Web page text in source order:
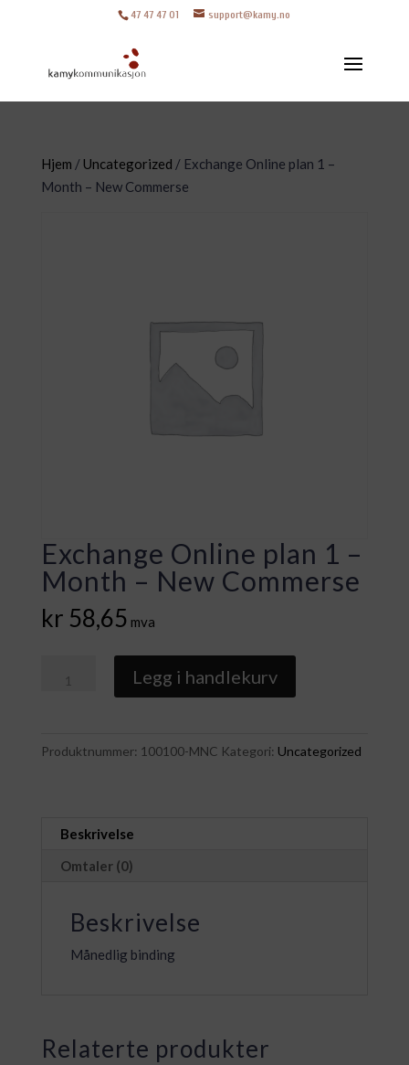
47 47 47 01 support@kamy.no
Hjem / Uncategorized / Exchange Online plan 1 –
Month – New Commerse
Exchange Online plan 1 –
Month – New Commerse
kr 58,65 mva
Online
-
New
antall
Legg i handlekurv
Produktnummer: 100100-MNC Kategori: Uncategorized
Beskrivelse
Omtaler (0)
Beskrivelse
Månedlig binding
Relaterte produkter